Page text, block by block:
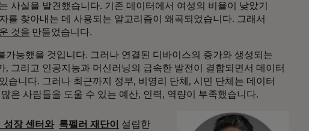
사실을 발견했습니다. 기존 데이터에서 여성의 비율이 낮았기
를 찾아내는 데 사용되는 알고리즘이 왜곡되었습니다. 그래서
것을 만들었습니다.
가능했을 것입니다. 그러나 연결된 디바이스의 증가와 생성되는
, 그리고 인공지능과 머신러닝의 급속한 발전이 결합되면서 데이터
습니다. 그러나 최근까지 정부, 비영리 단체, 시민 단체는 데이터
은 사람들을 도울 수 있는 예산, 인력, 역량이 부족했습니다.
성장 센터와 록펠러 재단이
설립한